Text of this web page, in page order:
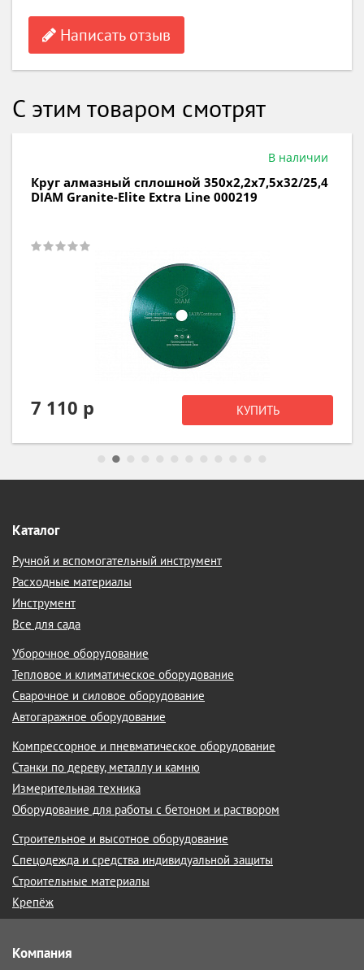
Написать отзыв
С этим товаром смотрят
В наличии
Круг алмазный сегментный по бетону
230х2,6х10х22 DIAM Бетон Master Line 000582
1 392 р КУПИТЬ
Каталог
Ручной и вспомогательный инструмент
Расходные материалы
Инструмент
Все для сада
Уборочное оборудование
Тепловое и климатическое оборудование
Сварочное и силовое оборудование
Автогаражное оборудование
Компрессорное и пневматическое оборудование
Станки по дереву, металлу и камню
Измерительная техника
Оборудование для работы с бетоном и раствором
Строительное и высотное оборудование
Спецодежда и средства индивидуальной защиты
Строительные материалы
Крепёж
Компания